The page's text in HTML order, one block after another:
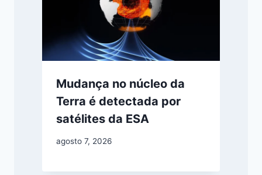
Mudança no núcleo da
Terra é detectada por
satélites da ESA
agosto 7, 2026